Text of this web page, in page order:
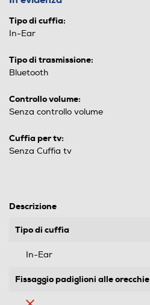
Tipo di cuffia:
In-Ear
Tipo di trasmissione:
Bluetooth
Controllo volume:
Senza controllo volume
Cuffia per tv:
Senza Cuffia tv
Descrizione
Tipo di cuffia
In-Ear
Fissaggio padiglioni alle orecchie